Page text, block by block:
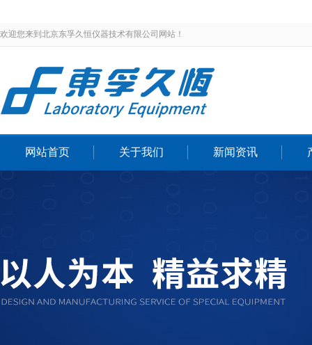
欢迎您来到北京东孚久恒仪器技术有限公司网站！
网站首页 关于我们 新闻资讯